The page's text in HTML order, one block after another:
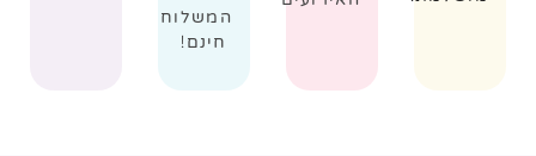
המשלוח
חינם!